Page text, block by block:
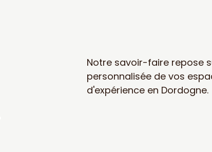
Notre savoir-faire repose
personnalisée de vos
d'expérience en Dordogne.